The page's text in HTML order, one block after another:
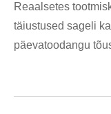
Reaalsetes
täiustused sageli
päevatoodangu